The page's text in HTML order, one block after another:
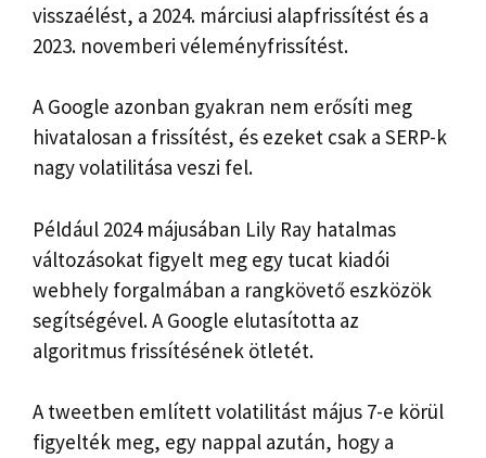
visszaélést, a 2024. márciusi alapfrissítést és a
2023. novemberi véleményfrissítést.
A Google azonban gyakran nem erősíti meg
hivatalosan a frissítést, és ezeket csak a SERP-k
nagy volatilitása veszi fel.
Például 2024 májusában Lily Ray hatalmas
változásokat figyelt meg egy tucat kiadói
webhely forgalmában a rangkövető eszközök
segítségével. A Google elutasította az
algoritmus frissítésének ötletét.
A tweetben említett volatilitást május 7-e körül
figyelték meg, egy nappal azután, hogy a